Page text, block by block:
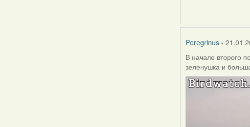
Peregrinus -
В начале второго
зеленушка и